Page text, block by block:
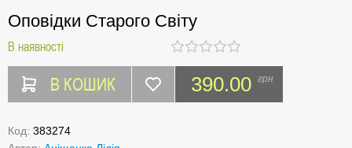
Оповідки Старого Світу
В наявності
В КОШИК 390.00 грн
Код: 383274